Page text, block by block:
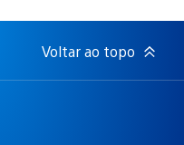
Voltar ao topo